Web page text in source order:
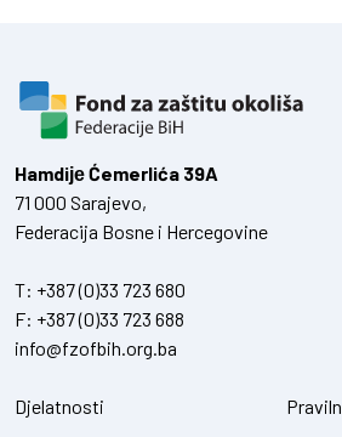
Hamdiје Ćemerlića 39A
71 000 Sarajevo,
Federacija Bosne i Hercegovine
T: +387 (0)33 723 680
F: +387 (0)33 723 688
info@fzofbih.org.ba
Djelatnosti